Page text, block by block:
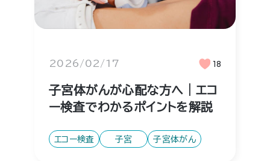
2026/02/17 18
子宮体がんが心配な方へ｜エコ
ー検査でわかるポイントを解説
エコー検査 子宮 子宮体がん